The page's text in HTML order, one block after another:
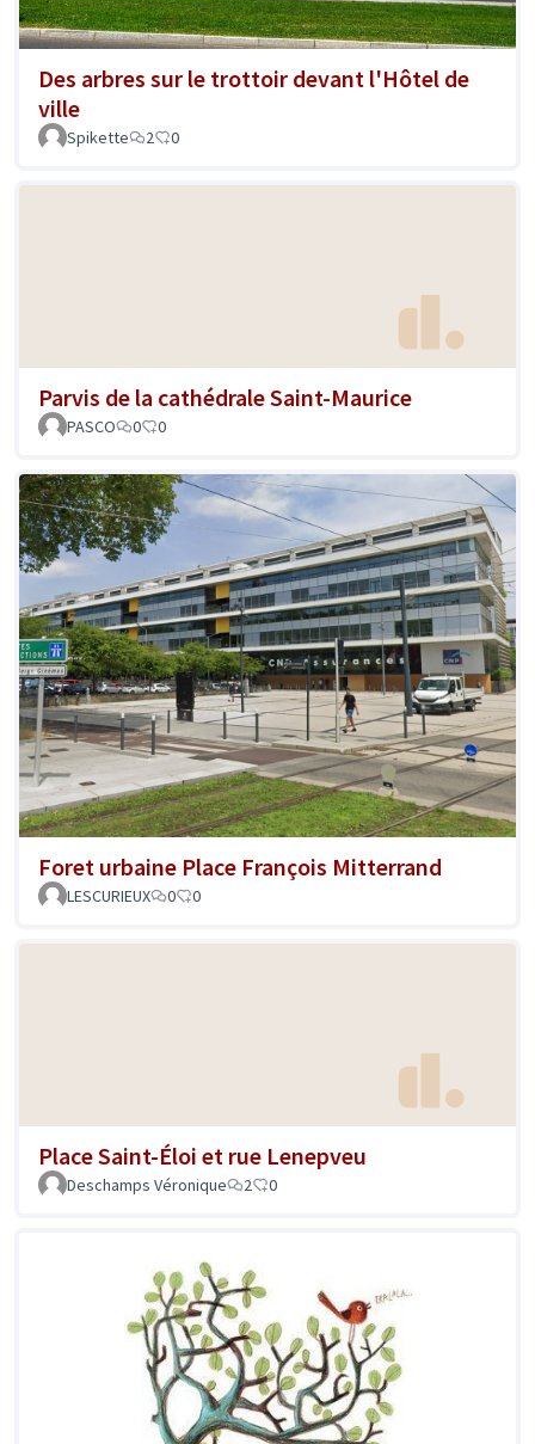
Des arbres sur le trottoir devant l'Hôtel de
ville
Spikette 2 0
Parvis de la cathédrale Saint-Maurice
PASCO 0 0
Foret urbaine Place François Mitterrand
LESCURIEUX 0 0
Place Saint-Éloi et rue Lenepveu
Deschamps Véronique 2 0